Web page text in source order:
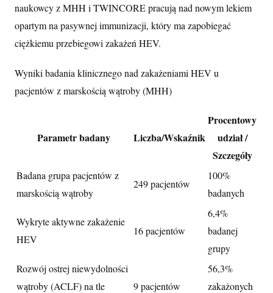
naukowcy z MHH i TWINCORE pracują nad nowym lekiem
opartym na pasywnej immunizacji, który ma zapobiegać
ciężkiemu przebiegowi zakażeń HEV.
Wyniki badania klinicznego nad zakażeniami HEV u
pacjentów z marskością wątroby (MHH)
Parametr badany Liczba/Wskaźnik
Procentowy
udział /
Szczegóły
Badana grupa pacjentów z
marskością wątroby
249 pacjentów
100%
badanych
Wykryte aktywne zakażenie
HEV
16 pacjentów
6,4%
badanej
grupy
Rozwój ostrej niewydolności
wątroby (ACLF) na tle
9 pacjentów
56,3%
zakażonych